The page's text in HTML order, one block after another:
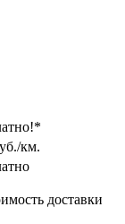
км.
доставки